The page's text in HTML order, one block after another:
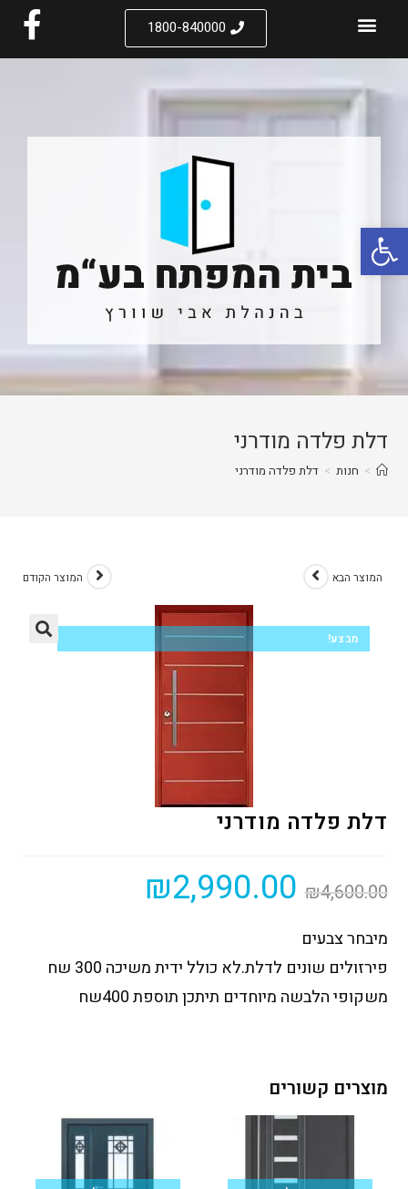
פתח סרגל נגישות
1800-840000
דלת פלדה מודרני
> חנות > דלת פלדה מודרני
מבצע!
המוצר הקודם המוצר הבא
דלת פלדה מודרני
₪4,600.00
₪2,990.00
מיבחר צבעים
פירזולים שונים לדלת.לא כולל ידית משיכה 300 שח
משקופי הלבשה מיוחדים תיתכן תוספת 400שח
מוצרים קשורים